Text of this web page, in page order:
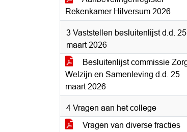
Rekenkamer Hilversum 2026
3 Vaststellen besluitenlijst d.d. 25
maart 2026
Besluitenlijst commissie
Welzijn en Samenleving d.d. 25
maart 2026
4 Vragen aan het college
Vragen van diverse fracties